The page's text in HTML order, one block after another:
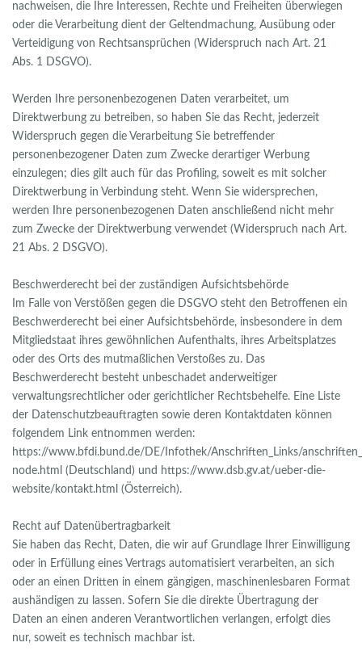
nachweisen, die Ihre Interessen, Rechte und Freiheiten überwiegen
oder die Verarbeitung dient der Geltendmachung, Ausübung oder
Verteidigung von Rechtsansprüchen (Widerspruch nach Art. 21
Abs. 1 DSGVO).
Werden Ihre personenbezogenen Daten verarbeitet, um
Direktwerbung zu betreiben, so haben Sie das Recht, jederzeit
Widerspruch gegen die Verarbeitung Sie betreffender
personenbezogener Daten zum Zwecke derartiger Werbung
einzulegen; dies gilt auch für das Profiling, soweit es mit solcher
Direktwerbung in Verbindung steht. Wenn Sie widersprechen,
werden Ihre personenbezogenen Daten anschließend nicht mehr
zum Zwecke der Direktwerbung verwendet (Widerspruch nach Art.
21 Abs. 2 DSGVO).
Beschwerderecht bei der zuständigen Aufsichtsbehörde
Im Falle von Verstößen gegen die DSGVO steht den Betroffenen ein
Beschwerderecht bei einer Aufsichtsbehörde, insbesondere in dem
Mitgliedstaat ihres gewöhnlichen Aufenthalts, ihres Arbeitsplatzes
oder des Orts des mutmaßlichen Verstoßes zu. Das
Beschwerderecht besteht unbeschadet anderweitiger
verwaltungsrechtlicher oder gerichtlicher Rechtsbehelfe. Eine Liste
der Datenschutzbeauftragten sowie deren Kontaktdaten können
folgendem Link entnommen werden:
https://www.bfdi.bund.de/DE/Infothek/Anschriften_Links/
node.html (Deutschland) und https://www.dsb.gv.at/ueber-die-
website/kontakt.html (Österreich).
Recht auf Datenübertragbarkeit
Sie haben das Recht, Daten, die wir auf Grundlage Ihrer Einwilligung
oder in Erfüllung eines Vertrags automatisiert verarbeiten, an sich
oder an einen Dritten in einem gängigen, maschinenlesbaren Format
aushändigen zu lassen. Sofern Sie die direkte Übertragung der
Daten an einen anderen Verantwortlichen verlangen, erfolgt dies
nur, soweit es technisch machbar ist.